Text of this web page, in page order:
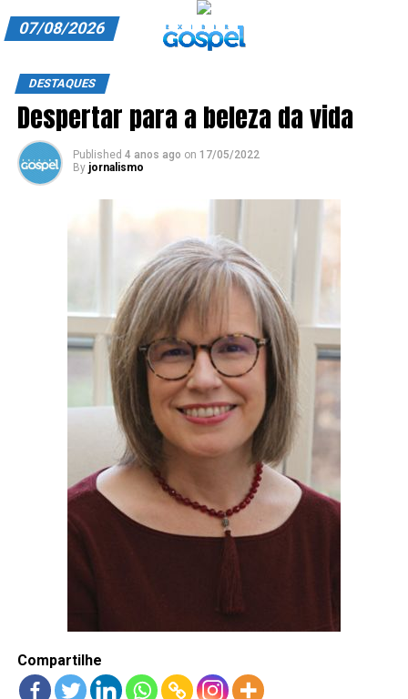
ANUNCIE CONOSCO
ASSINE
CARRINHO
FINALIZAR COMPRA
07/08/2026
DESTAQUES
Despertar para a beleza da vida
Published 4 anos ago on 17/05/2022
By jornalismo
Compartilhe